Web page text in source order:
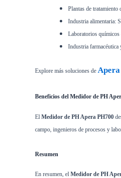
Plantas de
Industria alimentaria:
Laboratorios químicos
Industria
Explore más soluciones de
Beneficios del Medidor de PH
El Medidor de PH Apera PH700
campo, ingenieros de procesos y
Resumen
En resumen, el Medidor de PH